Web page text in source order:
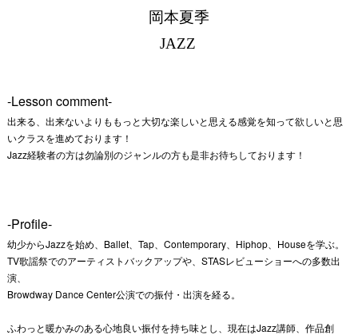
岡本夏季
JAZZ
-Lesson comment-
出来る、出来ないよりももっと大切な楽しいと思える感覚を知って欲しいと思
いクラスを進めております！
Jazz経験者の方は勿論別のジャンルの方も是非お待ちしております！
-Profile-
幼少からJazzを始め、Ballet、Tap、Contemporary、Hiphop、Houseを学ぶ。
TV歌謡祭でのアーティストバックアップや、STASレビューショーへの多数出
演、
Browdway Dance Center公演での振付・出演を経る。
ふわっと暖かみのある心地良い振付を持ち味とし、現在はJazz講師、作品創